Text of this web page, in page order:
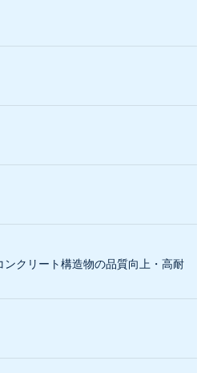
ンクリート構造物の品質向上・高耐